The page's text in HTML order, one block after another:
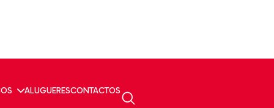
ALUGUERESCONTACTOS